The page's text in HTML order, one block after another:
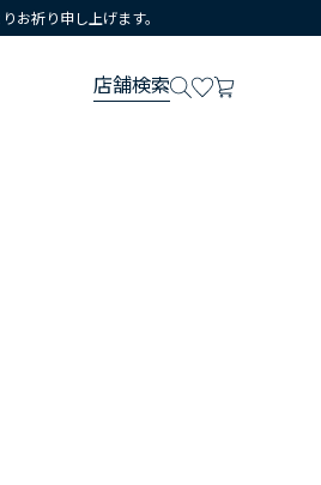
お祈り申し上げます。
店舗検索